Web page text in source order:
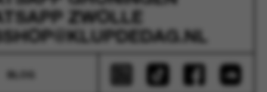
ZWOLLE